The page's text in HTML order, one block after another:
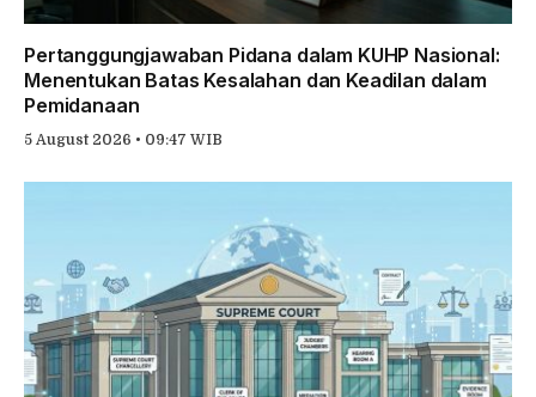
Pertanggungjawaban Pidana dalam KUHP Nasional:
Menentukan Batas Kesalahan dan Keadilan dalam
Pemidanaan
5 August 2026 • 09:47 WIB